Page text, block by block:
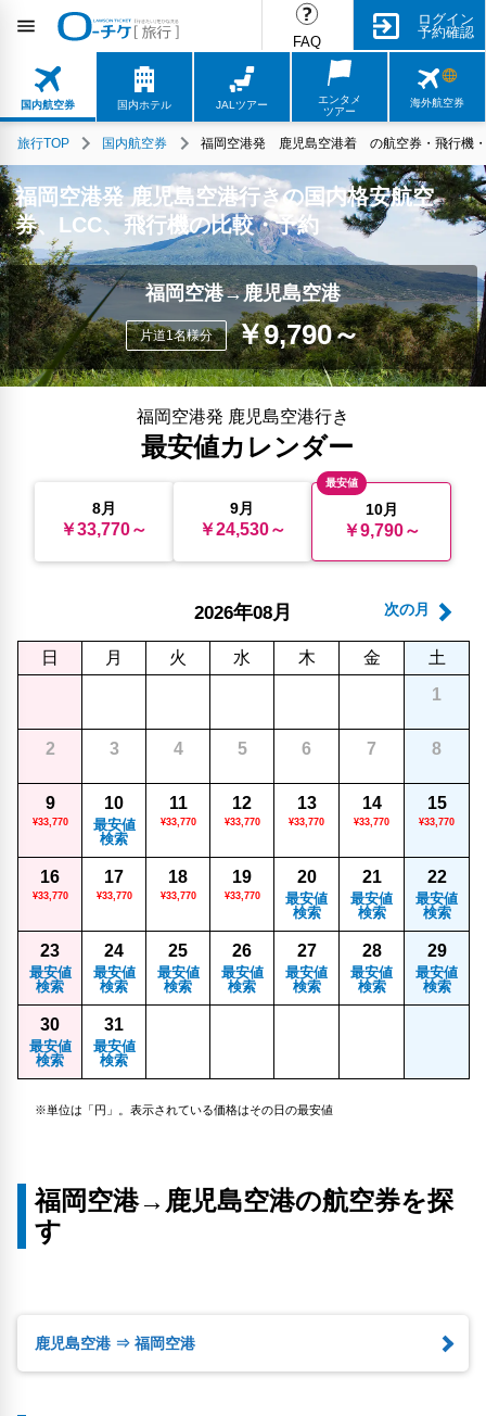
FAQ
ログイン
予約確認
国内航空券 国内ホテル JALツアー
エンタメ
ツアー
海外航空券
旅行TOP 国内航空券 福岡空港発 鹿児島空港着 の航空券・飛行機
福岡空港発 鹿児島空港行きの国内格安航空
券、LCC、飛行機の比較・予約
福岡空港→鹿児島空港
片道1名様分 ￥9,790～
福岡空港発 鹿児島空港行き
最安値カレンダー
8月
￥33,770～
9月
￥24,530～
最安値
10月
￥9,790～
次の月
2026年08月
日 月 火 水 木 金
土
1
2 3 4 5 6 7 8
9
¥33,770
10
最安値
検索
11
¥33,770
12
¥33,770
13
¥33,770
14
¥33,770
15
¥33,770
16
¥33,770
17
¥33,770
18
¥33,770
19
¥33,770
20
最安値
検索
21
最安値
検索
22
最安値
検索
23
最安値
検索
24
最安値
検索
25
最安値
検索
26
最安値
検索
27
最安値
検索
28
最安値
検索
29
最安値
検索
30
最安値
検索
31
最安値
検索
※単位は「円」。表示されている価格はその日の最安値
福岡空港→鹿児島空港の航空券を探
す
鹿児島空港 ⇒ 福岡空港